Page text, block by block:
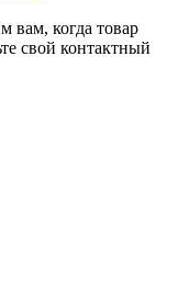
когда товар
свой контактный